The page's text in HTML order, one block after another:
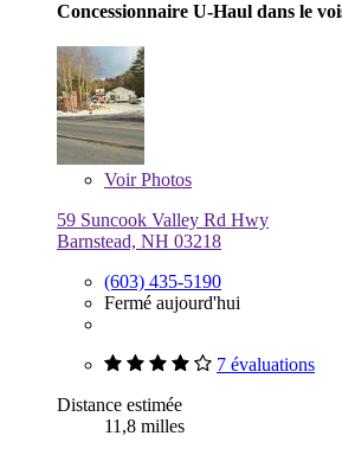
Concessionnaire U-Haul dans le
VoirPhotos
59 Suncook Valley Rd Hwy
Barnstead, NH 03218
(603) 435-5190
Fermé aujourd'hui
7 évaluations
Distance estimée
11,8 milles